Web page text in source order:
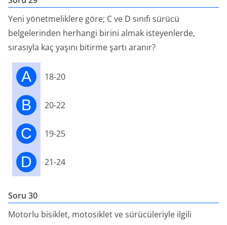
Yeni yönetmeliklere göre; C ve D sınıfı sürücü
belgelerinden herhangi birini almak isteyenlerde,
sırasıyla kaç yaşını bitirme şartı aranır?
A 18-20
B 20-22
C 19-25
D 21-24
Soru 30
Motorlu bisiklet, motosiklet ve sürücüleriyle ilgili